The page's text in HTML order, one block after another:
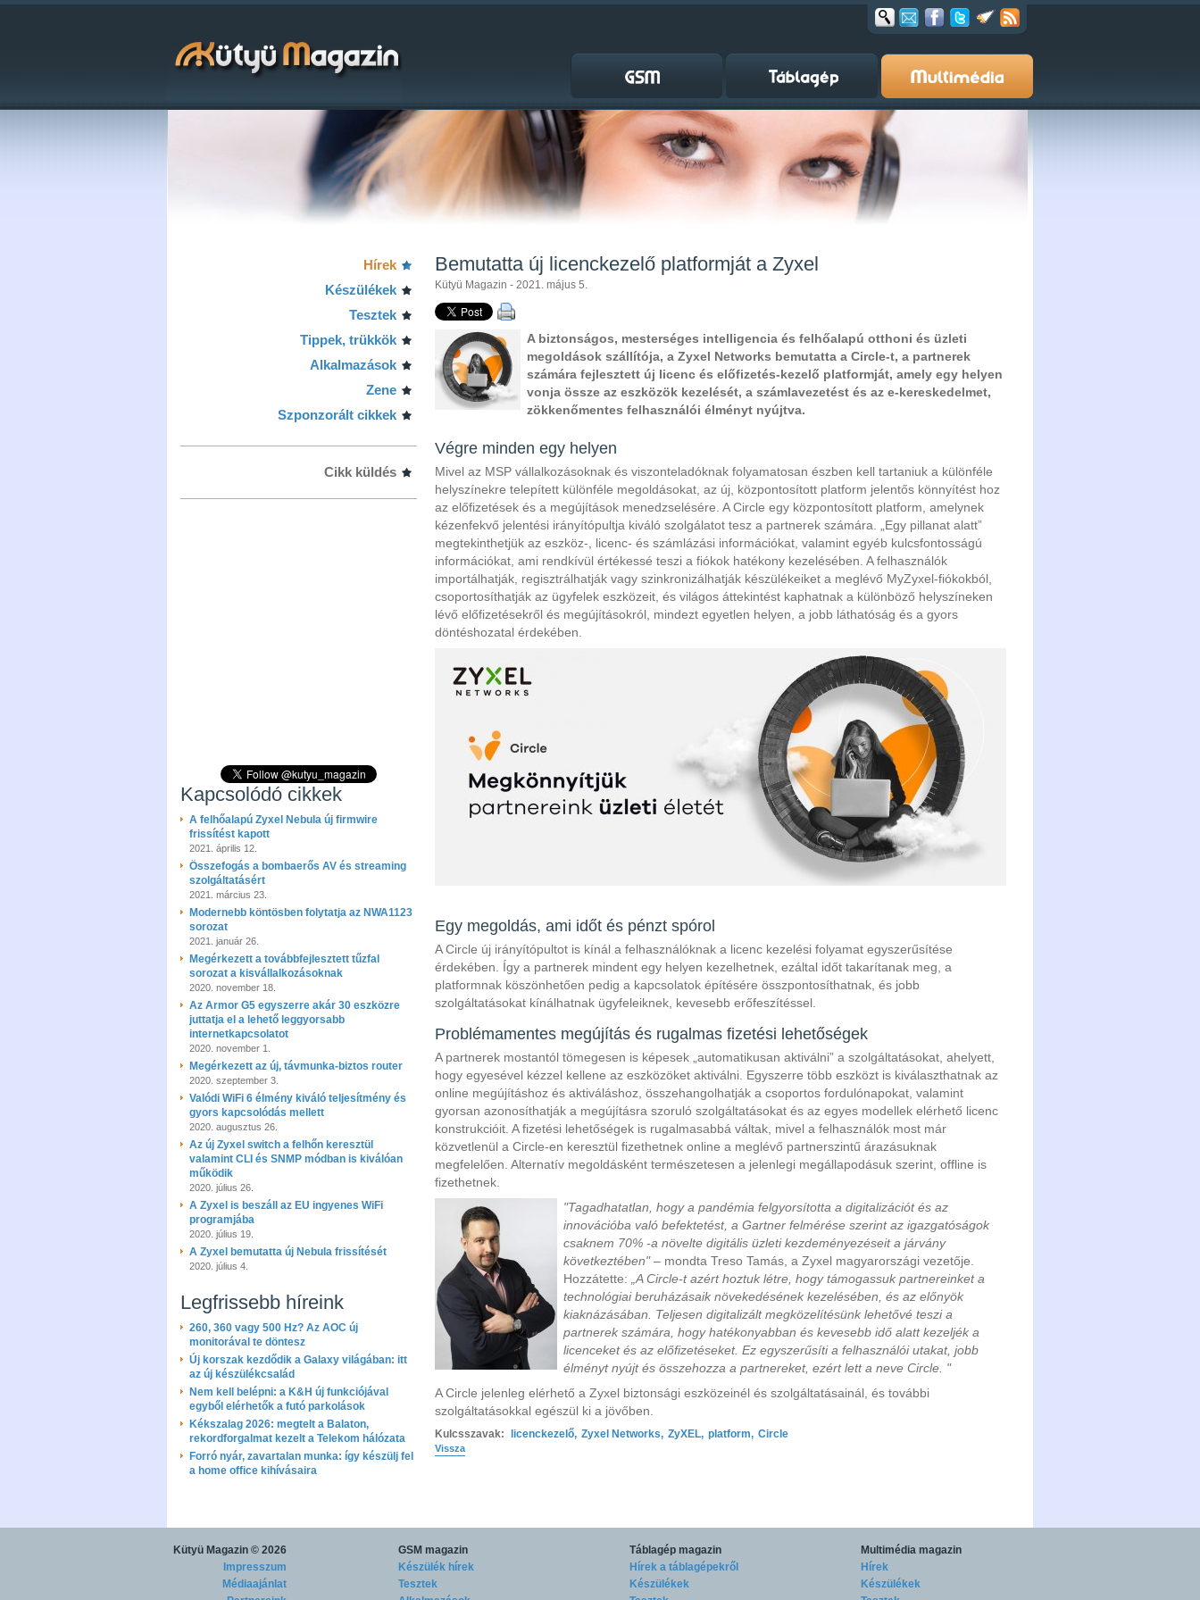
Hírek
Készülékek
Tesztek
Tippek, trükkök
Alkalmazások
Zene
Szponzorált cikkek
Cikk küldés
Kapcsolódó cikkek
A felhőalapú Zyxel Nebula új firmwire
frissítést kapott
2021. április 12.
Összefogás a bombaerős AV és streaming
szolgáltatásért
2021. március 23.
Modernebb köntösben folytatja az NWA1123
sorozat
2021. január 26.
Megérkezett a továbbfejlesztett tűzfal
sorozat a kisvállalkozásoknak
2020. november 18.
Az Armor G5 egyszerre akár 30 eszközre
juttatja el a lehető leggyorsabb
internetkapcsolatot
2020. november 1.
Megérkezett az új, távmunka-biztos router
2020. szeptember 3.
Valódi WiFi 6 élmény kiváló teljesítmény és
gyors kapcsolódás mellett
2020. augusztus 26.
Az új Zyxel switch a felhőn keresztül
valamint CLI és SNMP módban is kiválóan
működik
2020. július 26.
A Zyxel is beszáll az EU ingyenes WiFi
programjába
2020. július 19.
A Zyxel bemutatta új Nebula frissítését
2020. július 4.
Legfrissebb híreink
260, 360 vagy 500 Hz? Az AOC új
monitorával te döntesz
Új korszak kezdődik a Galaxy világában: itt
az új készülékcsalád
Nem kell belépni: a K&H új funkciójával
egyből elérhetők a futó parkolások
Kékszalag 2026: megtelt a Balaton,
rekordforgalmat kezelt a Telekom hálózata
Forró nyár, zavartalan munka: így készülj fel
a home office kihívásaira
Bemutatta új licenckezelő platformját a Zyxel
Kütyü Magazin - 2021. május 5.
A biztonságos, mesterséges intelligencia és felhőalapú otthoni és üzleti
megoldások szállítója, a Zyxel Networks bemutatta a Circle-t, a partnerek
számára fejlesztett új licenc és előfizetés-kezelő platformját, amely egy helyen
vonja össze az eszközök kezelését, a számlavezetést és az e-kereskedelmet,
zökkenőmentes felhasználói élményt nyújtva.
Végre minden egy helyen
Mivel az MSP vállalkozásoknak és viszonteladóknak folyamatosan észben kell tartaniuk a különféle
helyszínekre telepített különféle megoldásokat, az új, központosított platform jelentős könnyítést hoz
az előfizetések és a megújítások menedzselésére. A Circle egy központosított platform, amelynek
kézenfekvő jelentési irányítópultja kiváló szolgálatot tesz a partnerek számára. „Egy pillanat alatt”
megtekinthetjük az eszköz-, licenc- és számlázási információkat, valamint egyéb kulcsfontosságú
információkat, ami rendkívül értékessé teszi a fiókok hatékony kezelésében. A felhasználók
importálhatják, regisztrálhatják vagy szinkronizálhatják készülékeiket a meglévő MyZyxel-fiókokból,
csoportosíthatják az ügyfelek eszközeit, és világos áttekintést kaphatnak a különböző helyszíneken
lévő előfizetésekről és megújításokról, mindezt egyetlen helyen, a jobb láthatóság és a gyors
döntéshozatal érdekében.
Egy megoldás, ami időt és pénzt spórol
A Circle új irányítópultot is kínál a felhasználóknak a licenc kezelési folyamat egyszerűsítése
érdekében. Így a partnerek mindent egy helyen kezelhetnek, ezáltal időt takarítanak meg, a
platformnak köszönhetően pedig a kapcsolatok építésére összpontosíthatnak, és jobb
szolgáltatásokat kínálhatnak ügyfeleiknek, kevesebb erőfeszítéssel.
Problémamentes megújítás és rugalmas fizetési lehetőségek
A partnerek mostantól tömegesen is képesek „automatikusan aktiválni” a szolgáltatásokat, ahelyett,
hogy egyesével kézzel kellene az eszközöket aktiválni. Egyszerre több eszközt is kiválaszthatnak az
online megújításhoz és aktiváláshoz, összehangolhatják a csoportos fordulónapokat, valamint
gyorsan azonosíthatják a megújításra szoruló szolgáltatásokat és az egyes modellek elérhető licenc
konstrukcióit. A fizetési lehetőségek is rugalmasabbá váltak, mivel a felhasználók most már
közvetlenül a Circle-en keresztül fizethetnek online a meglévő partnerszintű árazásuknak
megfelelően. Alternatív megoldásként természetesen a jelenlegi megállapodásuk szerint, offline is
fizethetnek.
"Tagadhatatlan, hogy a pandémia felgyorsította a digitalizációt és az
innovációba való befektetést, a Gartner felmérése szerint az igazgatóságok
csaknem 70% -a növelte digitális üzleti kezdeményezéseit a járvány
következtében"– mondta Treso Tamás, a Zyxel magyarországi vezetője.
Hozzátette:
„A Circle-t azért hoztuk létre, hogy támogassuk partnereinket a
technológiai beruházásaik növekedésének kezelésében, és az előnyök
kiaknázásában. Teljesen digitalizált megközelítésünk lehetővé teszi a
partnerek számára, hogy hatékonyabban és kevesebb idő alatt kezeljék a
licenceket és az előfizetéseket. Ez egyszerűsíti a felhasználói utakat, jobb
élményt nyújt és összehozza a partnereket, ezért lett a neve Circle. "
A Circle jelenleg elérhető a Zyxel biztonsági eszközeinél és szolgáltatásainál, és további
szolgáltatásokkal egészül ki a jövőben.
Kulcsszavak: licenckezelő, Zyxel Networks, ZyXEL, platform, Circle
Vissza
Kütyü Magazin © 2026
Impresszum
Médiaajánlat
GSM magazin
Készülék hírek
Tesztek
Táblagép magazin
Hírek a táblagépekről
Készülékek
Multimédia magazin
Hírek
Készülékek